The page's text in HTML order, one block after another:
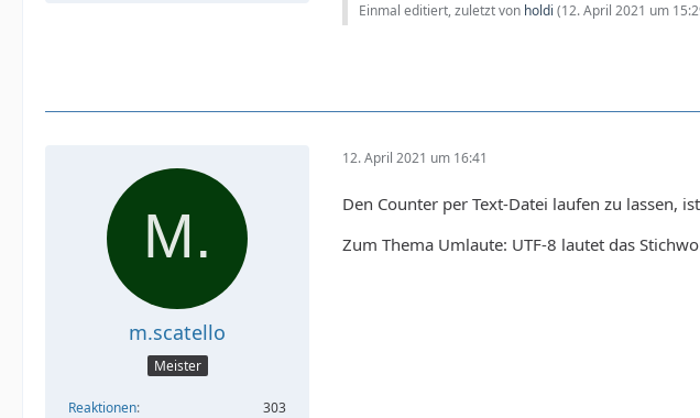
Einmal editiert, zuletzt von holdi (12. April 2021 um
m.scatello
Meister
Reaktionen 303
12. April 2021 um 16:41
Den Counter per Text-Datei laufen zu lassen,
Zum Thema Umlaute: UTF-8 lautet das